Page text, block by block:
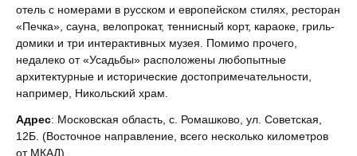
отель с номерами в русском и европейском стилях, ресторан
«Печка», сауна, велопрокат, теннисный корт, караоке, гриль-
домики и три интерактивных музея. Помимо прочего,
недалеко от «Усадьбы» расположены любопытные
архитектурные и исторические достопримечательности,
например, Никольский храм.
Адрес: Московская область, с. Ромашково, ул. Советская,
12Б. (Восточное направление, всего несколько километров
от МКАД).